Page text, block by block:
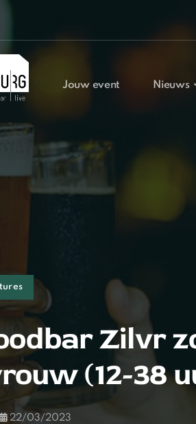
Jouw event Nieuws
Zilvr
(12-38
22/03/2023